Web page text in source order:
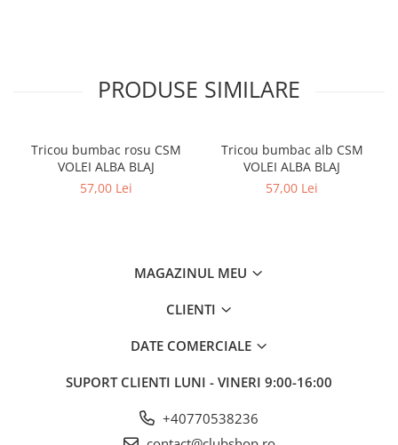
PRODUSE SIMILARE
Tricou bumbac rosu CSM
VOLEI ALBA BLAJ
57,00 Lei
Tricou bumbac alb CSM
VOLEI ALBA BLAJ
57,00 Lei
MAGAZINUL MEU
CLIENTI
DATE COMERCIALE
SUPORT CLIENTI LUNI - VINERI 9:00-16:00
+40770538236